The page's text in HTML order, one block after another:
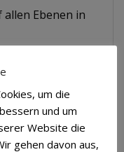
Ebenen in
erfasst
der
und der
um die
und um
Website die
gehen davon aus,